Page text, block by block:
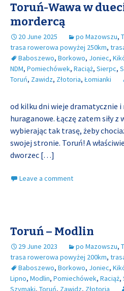
Toruń-Wawa w
mordercą
20 June 2025 po Mazowszu,
trasa rowerowa powyżej 250km,
Baboszewo, Borkowo, Joniec,
NDM, Pomiechówek, Raciąż, Sierpc,
Toruń, Zawidz, Złotoria, Łomianki
od kilku dni wieje dramatycznie i
huraganowe. Łączę zatem siły
wybierając tak trasę, żeby
swojej stronie. Toruń! A
dworzec […]
Leave a comment
Toruń – Modlin
29 June 2023 po Mazowszu,
trasa rowerowa powyżej 200km,
Baboszewo, Borkowo, Joniec,
Lipno, Modlin, Pomiechówek, Raciąż,
Szymaki, Toruń, Zawidz, Złotoria